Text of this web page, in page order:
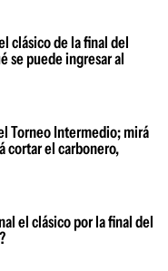
clásico de la final del
se puede ingresar al
Torneo Intermedio; mirá
cortar el carbonero,
el clásico por la final del